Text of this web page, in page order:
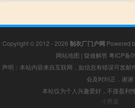
Copyright © 2012 - 2026 制衣厂门户网 Powered
网站地图 | 疑难解答 粤ICP备
声明：本站内容来自互联网，如信息有错误可发
会及时纠正，谢谢
本站仅为个人兴趣爱好，不接盈利
小男孩